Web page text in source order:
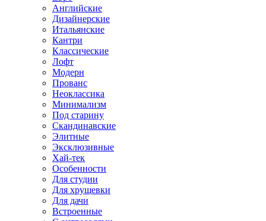
Английские
Дизайнерские
Итальянские
Кантри
Классические
Лофт
Модерн
Прованс
Неоклассика
Минимализм
Под старину
Скандинавские
Элитные
Эксклюзивные
Хай-тек
Особенности
Для студии
Для хрущевки
Для дачи
Встроенные